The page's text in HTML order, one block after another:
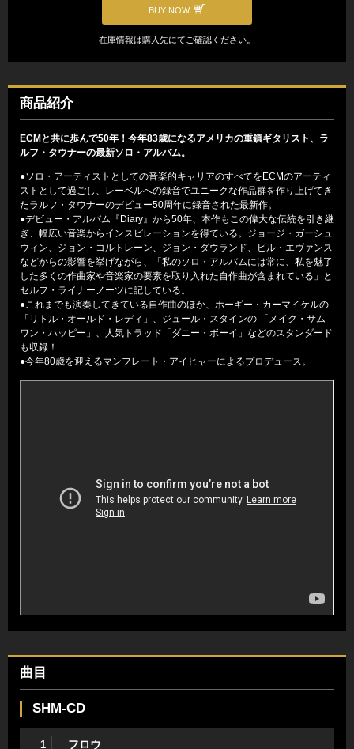
BUY NOW
在庫情報は購入先にてご確認ください。
商品紹介
ECMと共に歩んで50年！今年83歳になるアメリカの重鎮ギタリスト、ラ
ルフ・タウナーの最新ソロ・アルバム。
●ソロ・アーティストとしての音楽的キャリアのすべてをECMのアーティ
ストとして過ごし、レーベルへの録音でユニークな作品群を作り上げてき
たラルフ・タウナーのデビュー50周年に録音された最新作。
●デビュー・アルバム『Diary』から50年、本作もこの偉大な伝統を引き継
ぎ、幅広い音楽からインスピレーションを得ている。ジョージ・ガーシュ
ウィン、ジョン・コルトレーン、ジョン・ダウランド、ビル・エヴァンス
などからの影響を挙げながら、「私のソロ・アルバムには常に、私を魅了
した多くの作曲家や音楽家の要素を取り入れた自作曲が含まれている」と
セルフ・ライナーノーツに記している。
●これまでも演奏してきている自作曲のほか、ホーギー・カーマイケルの
「リトル・オールド・レディ」、ジュール・スタインの 「メイク・サム
ワン・ハッピー」、人気トラッド「ダニー・ボーイ」などのスタンダード
も収録！
●今年80歳を迎えるマンフレート・アイヒャーによるプロデュース。
曲目
SHM-CD
1 フロウ